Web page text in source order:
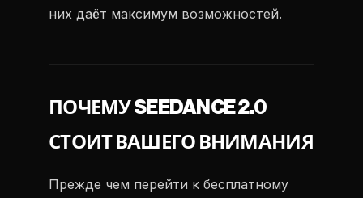
них даёт максимум возможностей.
ПОЧЕМУ SEEDANCE 2.0
СТОИТ ВАШЕГО ВНИМАНИЯ
Прежде чем перейти к бесплатному